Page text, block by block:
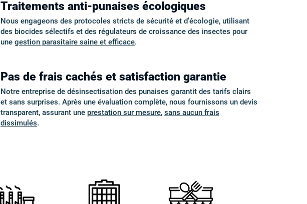
Traitements anti-punaises écologiques
Nous engageons des protocoles stricts de sécurité et d'écologie, utilisant
des biocides sélectifs et des régulateurs de croissance des insectes pour
une gestion parasitaire saine et efficace.
Pas de frais cachés et satisfaction garantie
Notre entreprise de désinsectisation des punaises garantit des tarifs clairs
et sans surprises. Après une évaluation complète, nous fournissons un devis
transparent, assurant une prestation sur mesure, sans aucun frais
dissimulés.